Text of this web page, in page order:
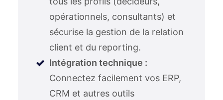
opérationnels, consultants) et
sécurise la gestion de la relation
client et du reporting.
Intégration technique :
Connectez facilement vos ERP,
CRM et autres outils